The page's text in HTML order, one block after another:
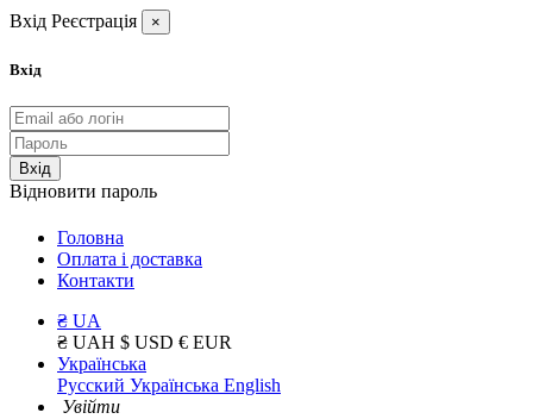
Вхід Реєстрація ×
Вхід
Вхід
Відновити пароль
Головна
Оплата і доставка
Контакти
₴ UA
₴ UAH $ USD € EUR
Українська
Русский Українська English
Увійти